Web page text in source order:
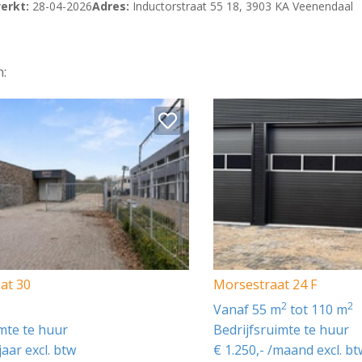
Inmiddels is op de begane grond een toilet
en airconditioning-units ten behoeve
is er een algemeen fietsenrek aan de Inductorstraat
GWE.
28-04-2026Adres: Inductorstraat 55 18, 3903 KA Veenendaal
30
te huur
excl. btw
Morsestraat 24 F
vanaf 55 m2tot 110 m2
Bedrijfsruimte te huur
€ 1.250,- /maand excl.